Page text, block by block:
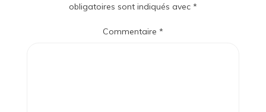
obligatoires sont indiqués avec *
Commentaire *